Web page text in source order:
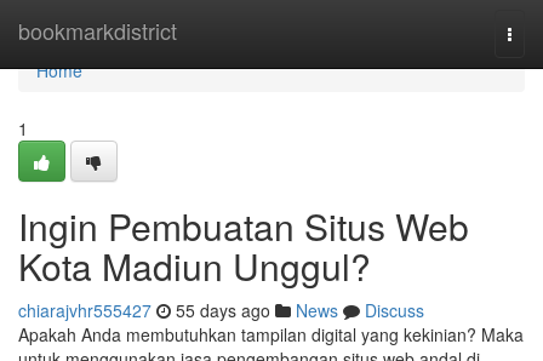
bookmarkdistrict
Home
Home
1
Ingin Pembuatan Situs Web
Kota Madiun Unggul?
chiarajvhr555427 55 days ago News
Discuss
Apakah Anda membutuhkan tampilan digital yang kekinian? Maka